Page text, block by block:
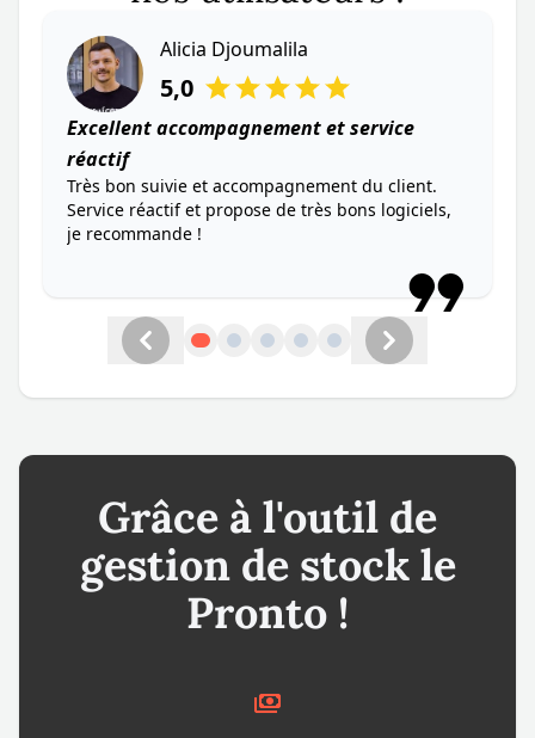
Alicia Djoumalila
5,0
Excellent accompagnement et service
réactif
Très bon suivie et accompagnement du client.
Service réactif et propose de très bons logiciels,
je recommande !
Alice Mathey
5,0
Alexandra M
5,0
Eva TAISSIDRE
5,0
PERRIN Bastien
5,0
Précédent Suivant
Grâce à l'outil de
gestion de stock le
Pronto !